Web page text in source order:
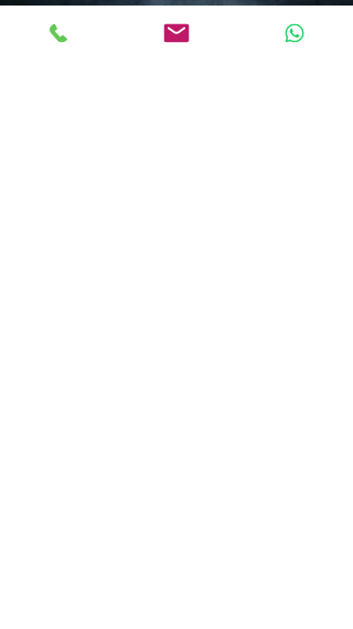
Guarda il video: https://youtu.be/pT3zFT-
si=e82XhQqxH7Ujf-ys Prodotto da Max Zanotti.